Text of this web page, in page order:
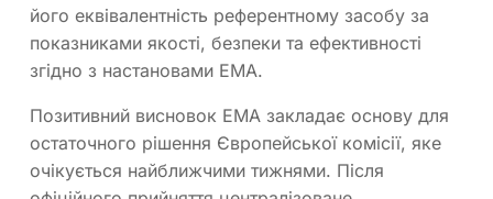
його еквівалентність референтному засобу за
показниками якості, безпеки та ефективності
згідно з настановами EMA.
Позитивний висновок EMA закладає основу для
остаточного рішення Європейської комісії, яке
очікується найближчими тижнями. Після